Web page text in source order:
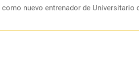
nuevo entrenador de Universitario